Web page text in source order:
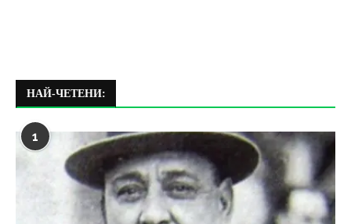
НАЙ-ЧЕТЕНИ:
1